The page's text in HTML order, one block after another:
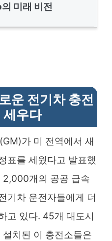
미래 비전
운 전기차 충전
세우다
가 미 전역에서 새
표를 세웠다고 발표했
2,000개의 공공 급속
기차 운전자들에게 더
고 있다. 45개 대도시
치된 이 충전소들은